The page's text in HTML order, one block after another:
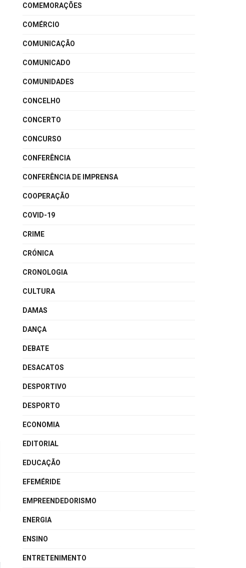
COMEMORAÇÕES
COMÉRCIO
COMUNICAÇÃO
COMUNICADO
COMUNIDADES
CONCELHO
CONCERTO
CONCURSO
CONFERÊNCIA
CONFERÊNCIA DE IMPRENSA
COOPERAÇÃO
COVID-19
CRIME
CRÓNICA
CRONOLOGIA
CULTURA
DAMAS
DANÇA
DEBATE
DESACATOS
DESPORTIVO
DESPORTO
ECONOMIA
EDITORIAL
EDUCAÇÃO
EFEMÉRIDE
EMPREENDEDORISMO
ENERGIA
ENSINO
ENTRETENIMENTO